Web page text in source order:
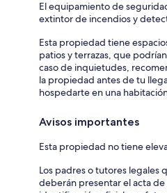
El equipamiento de
extintor de incendios y
Esta propiedad tiene
patios y terrazas, que
caso de inquietudes,
la propiedad antes de tu
hospedarte en una
Avisos importantes
Esta propiedad no tiene
Los padres o tutores legales
deberán presentar el acta